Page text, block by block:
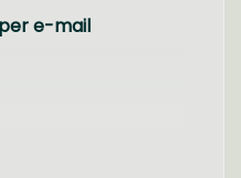
e-mail